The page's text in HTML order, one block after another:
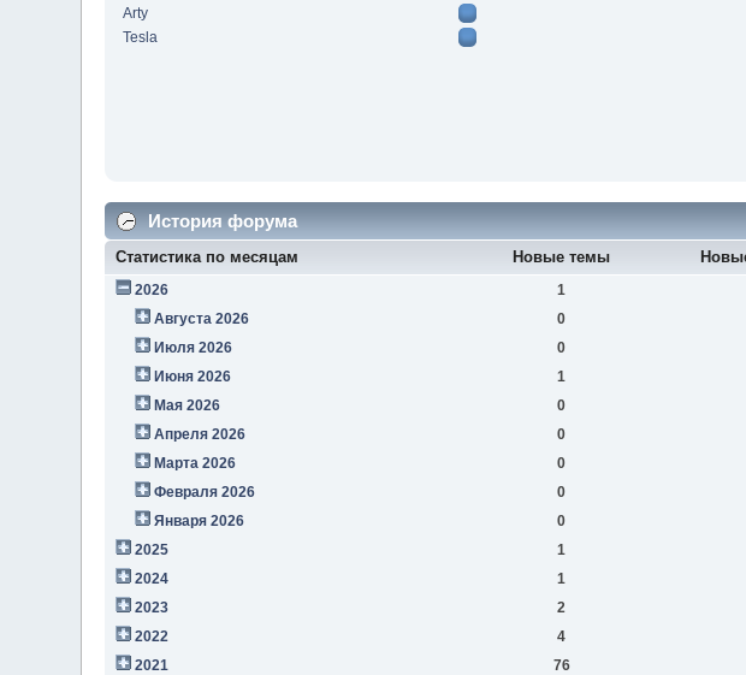
Arty
Tesla
История форума
Статистика по месяцам Новые темы
2026 1
Августа 2026
0
Июля 2026
0
Июня 2026
1
Мая 2026
0
Апреля 2026
0
Марта 2026
0
Февраля 2026
0
Января 2026
0
2025
1
2024
1
2023
2
2022
4
2021
76